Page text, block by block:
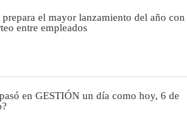
el mayor lanzamiento del año con
entre empleados
en GESTIÓN un día como hoy, 6 de